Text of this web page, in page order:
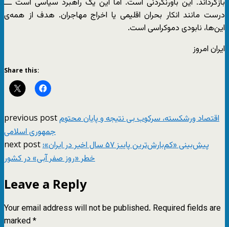
بازگرداند. این باورنکردنی است. اما این یک راهبرد سیاسی است ـــ
درست مانند انکار بحران اقلیمی یا اخراج مهاجران. هدف از همه‌ی
این‌ها، نابودی دموکراسی است.
ایران امروز
Share this:
previous postاقتصاد ورشکسته، سرکوب بی نتیجه و پایان محتوم
جمهوری اسلامی
next postپیش‌بینی «کم‌بارش‌ترین پاییز ۵۷ سال اخیر در ایران»؛
خطر «روز صفر آبی» در کشور
Leave a Reply
Your email address will not be published. Required fields are
marked*